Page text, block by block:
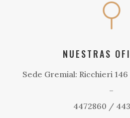
NUESTRAS
Sede Gremial: Ricchieri
–
4472860 /